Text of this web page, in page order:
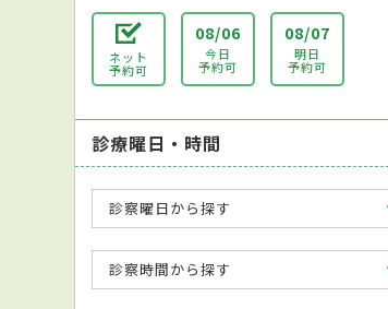
ネット
予約可
08/06
今日
予約可
08/07
明日
予約可
診療曜日・時間
診察曜日から探す
診察時間から探す